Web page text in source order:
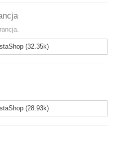
(32.35k)
(28.93k)